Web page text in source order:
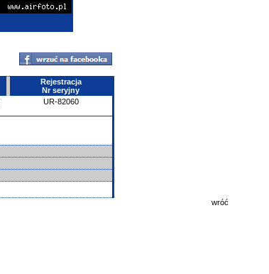
Rejestracja
Nr seryjny
UR-82060
wróć